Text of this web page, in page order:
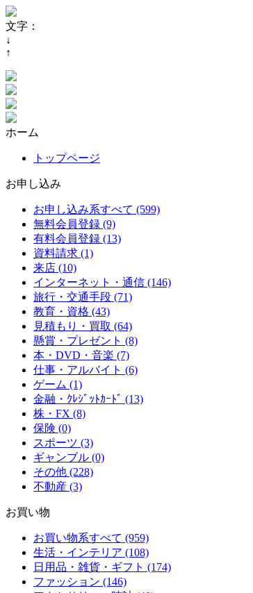
文字：
↓
↑
ホーム
トップページ
お申し込み
お申し込み系すべて (599)
無料会員登録 (9)
有料会員登録 (13)
資料請求 (1)
来店 (10)
インターネット・通信 (146)
旅行・交通手段 (71)
教育・資格 (43)
見積もり・買取 (64)
懸賞・プレゼント (8)
本・DVD・音楽 (7)
仕事・アルバイト (6)
ゲーム (1)
金融・ｸﾚｼﾞｯﾄｶｰﾄﾞ (13)
株・FX (8)
保険 (0)
スポーツ (3)
ギャンブル (0)
その他 (228)
不動産 (3)
お買い物
お買い物系すべて (959)
生活・インテリア (108)
日用品・雑貨・ギフト (174)
ファッション (146)